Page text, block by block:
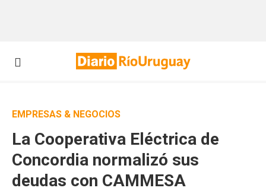
EMPRESAS & NEGOCIOS
La Cooperativa Eléctrica de
Concordia normalizó sus
deudas con CAMMESA